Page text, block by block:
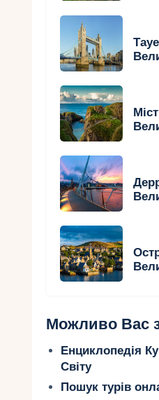
Можливо Вас
Енциклопедія
Світу
Пошук турів